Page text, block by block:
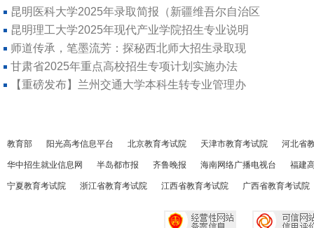
昆明医科大学2025年录取简报（新疆维吾尔自治区
昆明理工大学2025年现代产业学院招生专业说明
师道传承，笔墨流芳：探秘西北师大招生录取现
甘肃省2025年重点高校招生专项计划实施办法
【重磅发布】兰州交通大学本科生转专业管理办
教育部 阳光高考信息平台 北京教育考试院 天津市教育考试院 河北省
华中招生就业信息网 半岛都市报 齐鲁晚报 海南网络广播电视台 福建
宁夏教育考试院 浙江省教育考试院 江西省教育考试院 广西省教育考试院